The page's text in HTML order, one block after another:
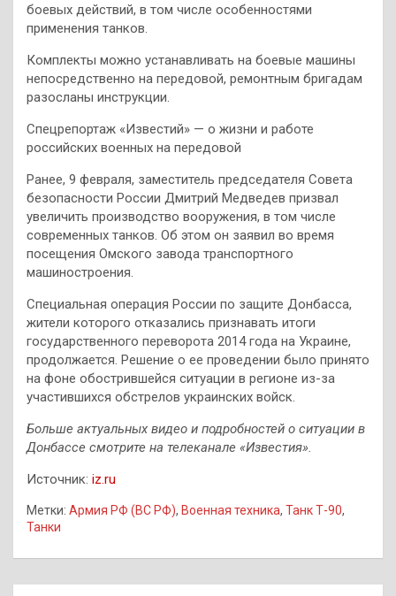
боевых действий, в том числе особенностями
применения танков.
Комплекты можно устанавливать на боевые машины
непосредственно на передовой, ремонтным бригадам
разосланы инструкции.
Спецрепортаж «Известий» — о жизни и работе
российских военных на передовой
Ранее, 9 февраля, заместитель председателя Совета
безопасности России Дмитрий Медведев призвал
увеличить производство вооружения, в том числе
современных танков. Об этом он заявил во время
посещения Омского завода транспортного
машиностроения.
Специальная операция России по защите Донбасса,
жители которого отказались признавать итоги
государственного переворота 2014 года на Украине,
продолжается. Решение о ее проведении было принято
на фоне обострившейся ситуации в регионе из-за
участившихся обстрелов украинских войск.
Больше актуальных видео и подробностей о ситуации в
Донбассе смотрите на телеканале «Известия».
Источник: iz.ru
Метки: Армия РФ (ВС РФ), Военная техника, Танк Т-90,
Танки